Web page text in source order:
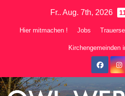
Fr.. Aug. 7th, 2026
Hier mitmachen ! Jobs
Kirchengemeinden